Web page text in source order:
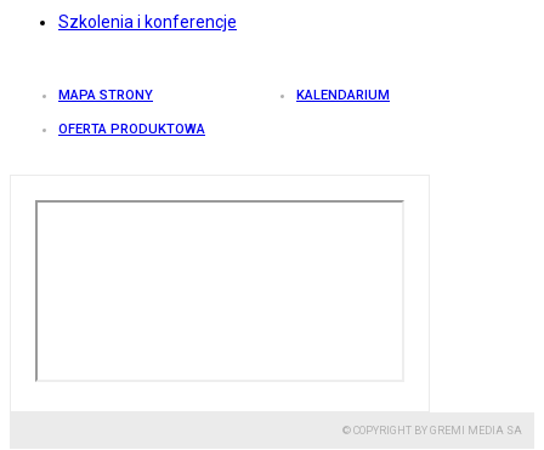
Szkolenia i konferencje
MAPA STRONY KALENDARIUM
OFERTA PRODUKTOWA
© COPYRIGHT BY GREMI MEDIA SA